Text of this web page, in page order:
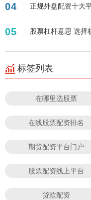
04 正规外盘配资十大
05 股票杠杆意思 选择
标签列表
在哪里选股票
在线股票配资排名
期货配资平台门户
股票配资线上平台
贷款配资